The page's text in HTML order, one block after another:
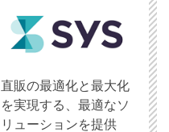
直販の最適化と最大化
を実現する、最適なソ
リューションを提供